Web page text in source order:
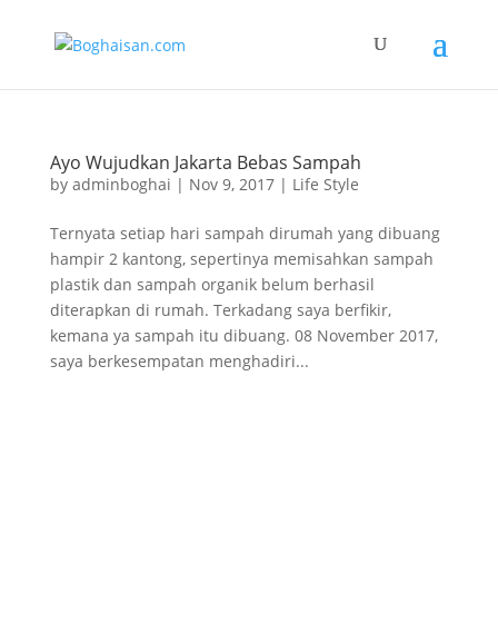
Ayo Wujudkan Jakarta Bebas Sampah
by adminboghai | Nov 9, 2017| Life Style
Ternyata setiap hari sampah dirumah yang dibuang
hampir 2 kantong, sepertinya memisahkan sampah
plastik dan sampah organik belum berhasil
diterapkan di rumah. Terkadang saya berfikir,
kemana ya sampah itu dibuang. 08 November 2017,
saya berkesempatan menghadiri...